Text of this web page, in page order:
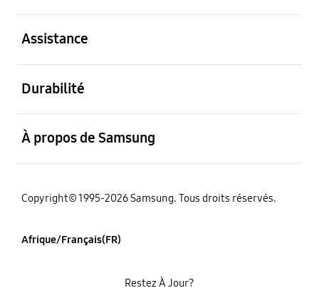
Assistance
Durabilité
À propos de Samsung
Copyright© 1995-2026 Samsung. Tous droits réservés.
Afrique/Français(FR)
Restez À Jour?